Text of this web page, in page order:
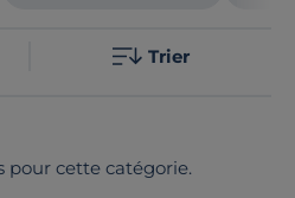
chaque modèle garantit
Trier
pour cette catégorie.